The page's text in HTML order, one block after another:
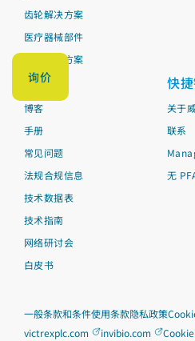
询价
齿轮解决方案
医疗器械部件
管材解决方案
资料
博客
手册
常见问题
法规合规信息
技术数据表
技术指南
网络研讨会
白皮书
快
关于
联系
无
一般条款和条件使用条款隐私政策
victrexplc.com
invibio.com